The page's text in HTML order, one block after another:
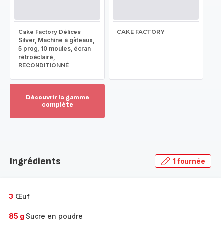
Cake Factory Délices
Silver, Machine à gâteaux,
5 prog, 10 moules, écran
rétroéclairé,
RECONDITIONNÉ
CAKE FACTORY
Découvrir la gamme
complète
gamme
Ingrédients 1 fournée
3 Œuf
85 g Sucre en poudre